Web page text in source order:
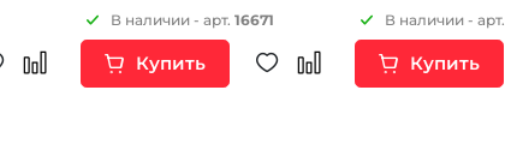
В наличии - арт. 16671
Купить
В наличии - арт.
Купить